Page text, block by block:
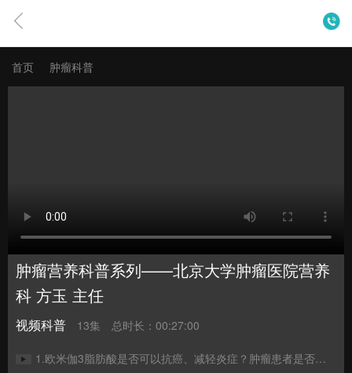
首页 肿瘤科普
肿瘤营养科普系列——北京大学肿瘤医院营养
科 方玉 主任
视频科普 13集 总时长：00:27:00
1.欧米伽3脂肪酸是否可以抗癌、减轻炎症？肿瘤患者是否有必要补充？